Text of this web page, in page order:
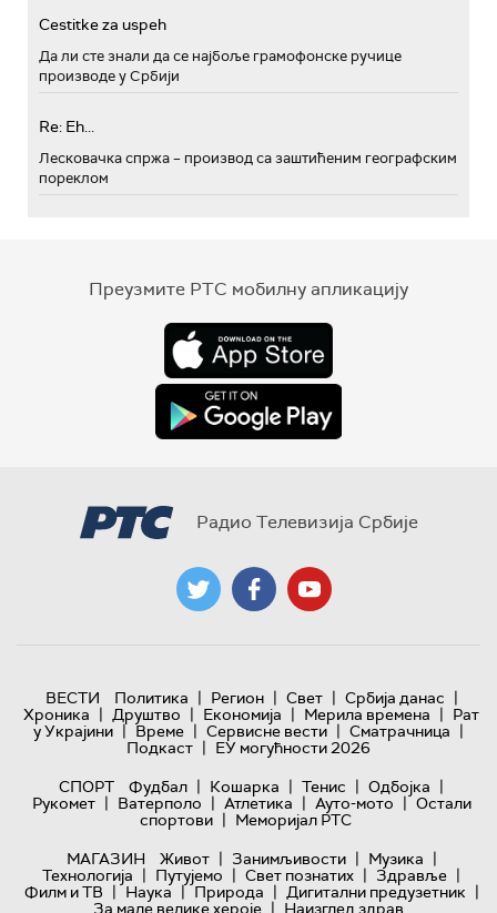
Cestitke za uspeh
Да ли сте знали да се најбоље грамофонске ручице
производе у Србији
Re: Eh...
Лесковачка спржа – производ са заштићеним географским
пореклом
Преузмите РТС мобилну апликацију
Радио Телевизија Србије
ВЕСТИ Политика | Регион | Свет | Србија данас |
Хроника | Друштво | Економија | Мерила времена | Рат
у Украјини | Време | Сервисне вести | Сматрачница |
Подкаст | ЕУ могућности 2026
СПОРТ
Фудбал | Кошарка | Тенис | Одбојка |
Рукомет | Ватерполо | Атлетика | Ауто-мото | Остали
спортови | Меморијал РТС
МАГАЗИН
Живот | Занимљивости | Музика |
Технологијa | Путујемо | Свет познатих | Здравље |
Филм и ТВ | Наука | Природа | Дигитални предузетник |
За мале велике хероје | Наизглед здрав